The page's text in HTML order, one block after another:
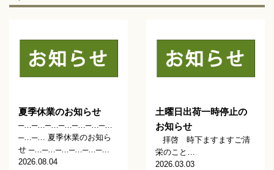
夏季休業のお知らせ
─…─…─…─…─…─…─…
─…─… 夏季休業のお知ら
せ ─…─…─…─…─…─…
2026.08.04
土曜日出荷一時停止の
お知らせ
拝啓 時下ますますご清
栄のこと…
2026.03.03